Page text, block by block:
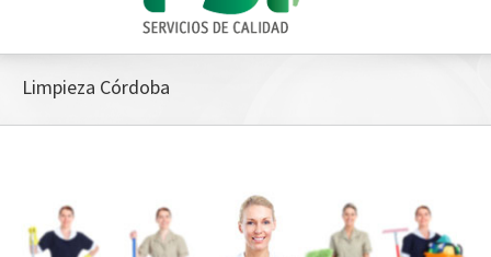
Limpieza Córdoba